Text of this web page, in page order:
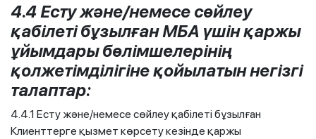
4.4 Есту және/немесе сөйлеу
қабілеті бұзылған МБА үшін қаржы
ұйымдары бөлімшелерінің
қолжетімділігіне қойылатын негізгі
талаптар:
4.4.1 Есту және/немесе сөйлеу қабілеті бұзылған
Клиенттерге қызмет көрсету кезінде қаржы